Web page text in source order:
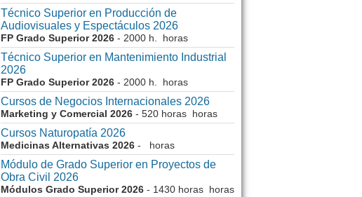
Técnico Superior en Producción de
Audiovisuales y Espectáculos 2026
FP Grado Superior 2026 - 2000 h. horas
Técnico Superior en Mantenimiento Industrial
2026
FP Grado Superior 2026 - 2000 h. horas
Cursos de Negocios Internacionales 2026
Marketing y Comercial 2026 - 520 horas horas
Cursos Naturopatía 2026
Medicinas Alternativas 2026 - horas
Módulo de Grado Superior en Proyectos de
Obra Civil 2026
Módulos Grado Superior 2026 - 1430 horas horas